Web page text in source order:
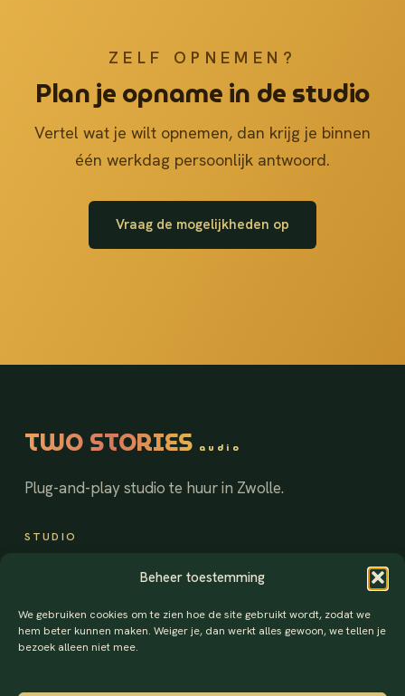
Beheer toestemming
We gebruiken cookies om te zien hoe de site gebruikt wordt, zodat we
hem beter kunnen maken. Weiger je, dan werkt alles gewoon, we tellen je
bezoek alleen niet mee.
ZELF OPNEMEN?
Plan je opname in de studio
Vertel wat je wilt opnemen, dan krijg je binnen
één werkdag persoonlijk antwoord.
Vraag de mogelijkheden op
TWO STORIES audio
Plug-and-play studio te huur in Zwolle.
STUDIO
Tarieven
Blog